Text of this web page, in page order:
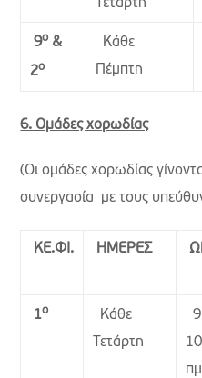
Τετάρτη
9ο &
2ο
Κάθε
Πέμπτη
6. Ομάδες χορωδίας
(Οι ομάδες χορωδίας
συνεργασία με τους
ΚΕ.ΦΙ. ΗΜΕΡΕΣ
1ο
Κάθε
Τετάρτη
πμ